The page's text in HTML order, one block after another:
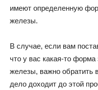
имеют определенную
железы.
В случае, если вам
что у вас какая-то
железы, важно обратить
дело доходит до этой